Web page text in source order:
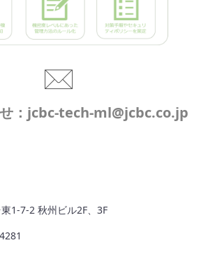
：jcbc-tech-ml@jcbc.co.jp
1-7-2 秋州ビル2F、3F